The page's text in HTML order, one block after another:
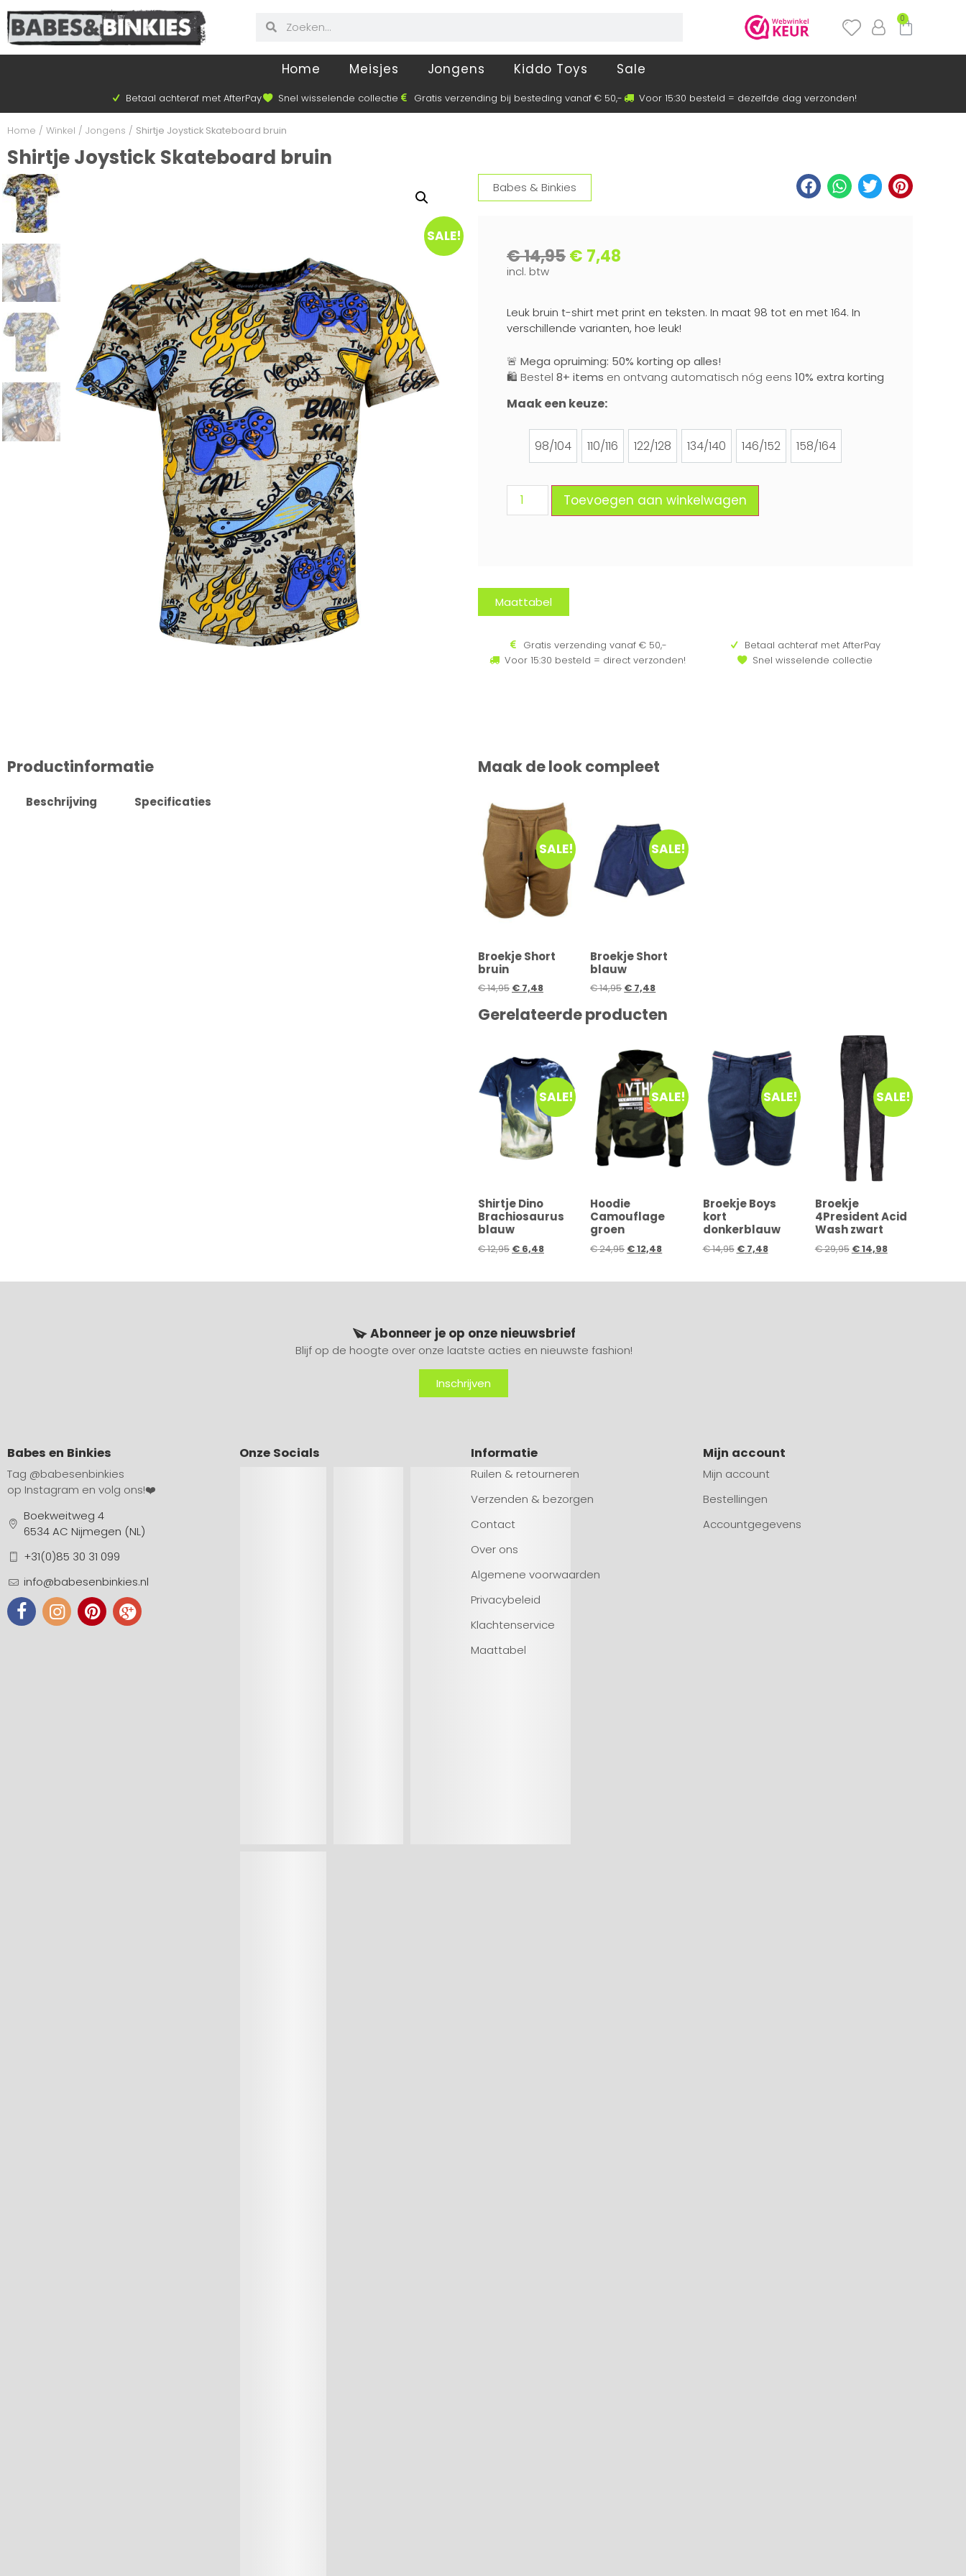
0
Home Meisjes Jongens Kiddo Toys Sale
Betaal achteraf met AfterPay Snel wisselende collectie Gratis verzending bij besteding vanaf € 50,- Voor 15:30 besteld = dezelfde dag verzonden!
Home / Winkel / Jongens / Shirtje Joystick Skateboard bruin
Shirtje Joystick Skateboard bruin
SALE!
Babes & Binkies
€14,95€ 7,48
incl. btw
Leuk bruin t-shirt met print en teksten. In maat 98 tot en met 164. In
verschillende varianten, hoe leuk!
🚨 Mega opruiming: 50% korting op alles!
🛍️ Bestel 8+ items en ontvang automatisch nóg eens 10% extra korting
Maak een keuze:
98/104
98/104
110/116
110/116
122/128
122/128
134/140
134/140
146/152
146/152
158/164
158/164
Toevoegen aan winkelwagen
Maattabel
Gratis verzending vanaf € 50,-
Voor 15:30 besteld = direct verzonden!
Betaal achteraf met AfterPay
Snel wisselende collectie
Productinformatie
Beschrijving Specificaties
Maak de look compleet
SALE!
Broekje Short
bruin
€14,95 € 7,48
SALE!
Broekje Short
blauw
€14,95 € 7,48
Gerelateerde producten
SALE!
Shirtje Dino
Brachiosaurus
blauw
€12,95 € 6,48
SALE!
Hoodie
Camouflage
groen
€24,95 €12,48
SALE!
Broekje Boys
kort
donkerblauw
€14,95 €7,48
SALE!
Broekje
4President Acid
Wash zwart
€29,95 €14,98
Abonneer je op onze nieuwsbrief
Blijf op de hoogte over onze laatste acties en nieuwste fashion!
Inschrijven
Babes en Binkies
Tag @babesenbinkies
op Instagram en volg ons!❤️
Boekweitweg 4
6534 AC Nijmegen (NL)
+31(0)85 30 31 099
info@babesenbinkies.nl
Onze Socials Informatie
Ruilen & retourneren
Verzenden & bezorgen
Contact
Over ons
Algemene voorwaarden
Privacybeleid
Klachtenservice
Maattabel
Mijn account
Mijn account
Bestellingen
Accountgegevens